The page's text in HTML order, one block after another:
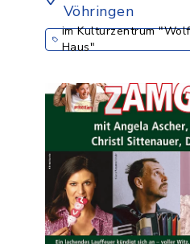
Vöhringen
im Kulturzentrum
Haus"